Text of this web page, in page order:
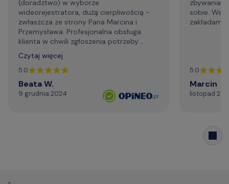
(doradztwo) w wyborze
wideorejestratora, dużą cierpliwością -
zwłaszcza ze strony Pana Marcina i
Przemysława. Profesjonalna obsługa
klienta w chwili zgłoszenia potrzeby
wsparcia technicznego. Generalnie,
profesjonalizm. Serdecznie i najmocniej
dziękuję za życzliwą pomoc telefoniczną,
szybki kontakt mailowy."
Czytaj więcej
5.0
Beata W.
9 grudnia 2024
zbywania
sobie.
zakładam
5.0
Marcin
listopad